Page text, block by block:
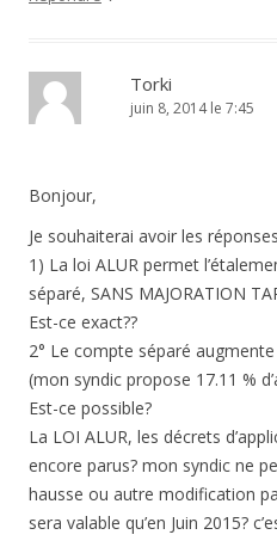
Torki
juin 8, 2014 le 7:45
Bonjour,
Je souhaiterai avoir les
1) La loi ALUR permet
séparé, SANS MAJORATION
Est-ce exact??
2° Le compte séparé
(mon syndic propose 17.11 %
Est-ce possible?
La LOI ALUR, les décrets
encore parus? mon syndic ne
hausse ou autre modification
sera valable qu’en Juin 2015?